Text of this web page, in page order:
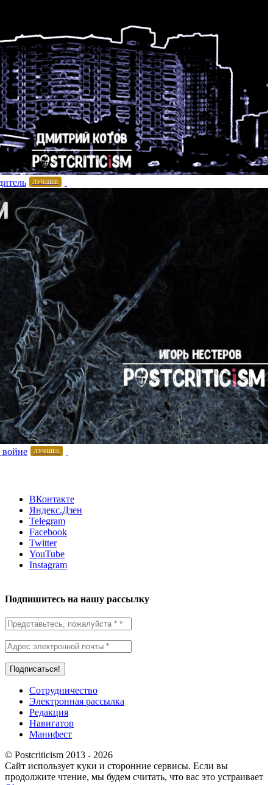
ЛУЧШЕЕ
ЛУЧШЕЕ
ВКонтакте
Яндекс.Дзен
Telegram
Facebook
Twitter
YouTube
Instagram
Подпишитесь на нашу рассылку
Сотрудничество
Электронная рассылка
Редакция
Навигатор
Манифест
© Postcriticism 2013 - 2026
Сайт использует куки и сторонние сервисы. Если вы
продолжите чтение, мы будем считать, что вас это устраивает